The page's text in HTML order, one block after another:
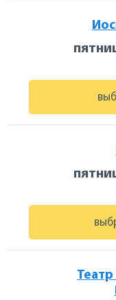
Театр